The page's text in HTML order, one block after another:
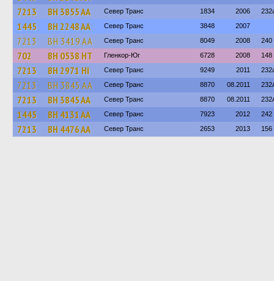
7213 BH 3855 AA Север Транс 1834 2006
1445 BH 2248 AA Север Транс 3848 2007
7213 BH 3419 AA Север Транс 8049 2008 240
702 BH 0538 HT Гленкор-Юг 6728 2008 148
7213 BH 2971 HI Север Транс 9249 2011
7213 BH 3845 AA Север Транс 8870 08.2011
7213 BH 3845 AA Север Транс 8870 08.2011
1445 BH 4131 AA Север Транс 7923 2012 242
7213 BH 4476 AA Север Транс 2653 2013 156